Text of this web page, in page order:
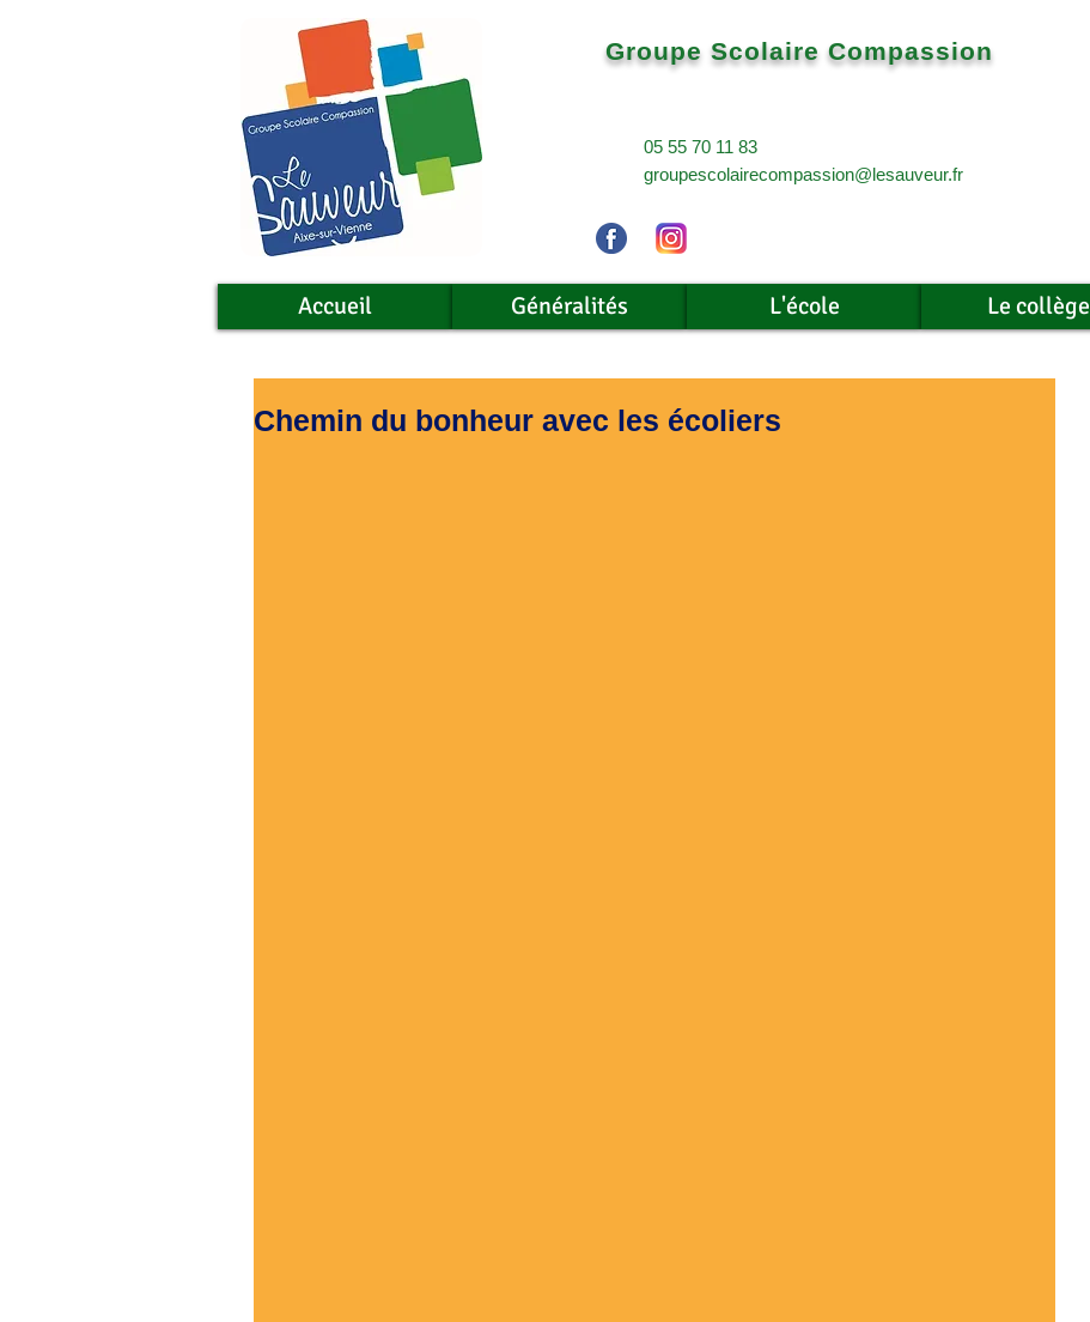
Groupe Scolaire Compassion
05 55 70 11 83
groupescolairecompassion@lesauveur.fr
Accueil Généralités L'école Le collège
Chemin du bonheur avec les écoliers